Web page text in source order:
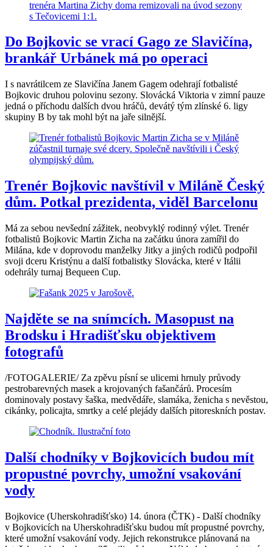
Do Bojkovic se vrací Gago ze Slavičína,
brankář Urbánek má po operaci
I s navrátilcem ze Slavičína Janem Gagem odehrají fotbalisté
Bojkovic druhou polovinu sezony. Slovácká Viktoria v zimní pauze
jedná o příchodu dalších dvou hráčů, devátý tým zlínské 6. ligy
skupiny B by tak mohl být na jaře silnější.
Trenér Bojkovic navštívil v Miláně Český
dům. Potkal prezidenta, viděl Barcelonu
Má za sebou nevšední zážitek, neobvyklý rodinný výlet. Trenér
fotbalistů Bojkovic Martin Zicha na začátku února zamířil do
Milána, kde v doprovodu manželky Jitky a jiných rodičů podpořil
svoji dceru Kristýnu a další fotbalistky Slovácka, které v Itálii
odehrály turnaj Bequeen Cup.
Najděte se na snímcích. Masopust na
Brodsku i Hradišťsku objektivem
fotografů
/FOTOGALERIE/ Za zpěvu písní se ulicemi hrnuly průvody
pestrobarevných masek a krojovaných fašančárů. Procesím
dominovaly postavy šaška, medvědáře, slamáka, ženicha s nevěstou,
cikánky, policajta, smrtky a celé plejády dalších pitoreskních postav.
Další chodníky v Bojkovicích budou mít
propustné povrchy, umožní vsakování
vody
Bojkovice (Uherskohradišťsko) 14. února (ČTK) - Další chodníky
v Bojkovicích na Uherskohradišťsku budou mít propustné povrchy,
které umožní vsakování vody. Jejich rekonstrukce plánovaná na